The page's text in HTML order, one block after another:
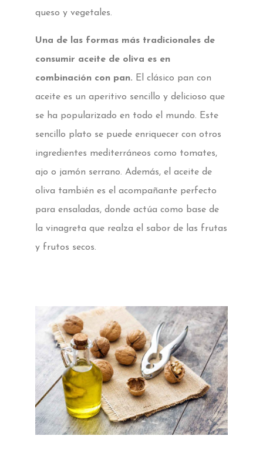
queso y vegetales.
Una de las formas más tradicionales de
consumir aceite de oliva es en
combinación con pan. El clásico pan con
aceite es un aperitivo sencillo y delicioso que
se ha popularizado en todo el mundo. Este
sencillo plato se puede enriquecer con otros
ingredientes mediterráneos como tomates,
ajo o jamón serrano. Además, el aceite de
oliva también es el acompañante perfecto
para ensaladas, donde actúa como base de
la vinagreta que realza el sabor de las frutas
y frutos secos.